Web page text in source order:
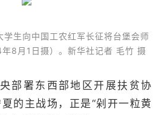
学生向中国工农红军长征将台堡会师
8月1日摄）。新华社记者 毛竹 摄
署东西部地区开展扶贫协
的主战场，正是“剁开一粒黄